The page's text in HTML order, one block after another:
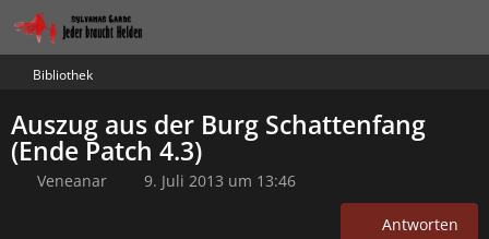
Bibliothek
Auszug aus der Burg Schattenfang
(Ende Patch 4.3)
Veneanar 9. Juli 2013 um 13:46
Antworten